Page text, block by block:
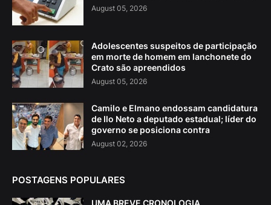
August 05, 2026
Adolescentes suspeitos de participação
em morte de homem em lanchonete do
Crato são apreendidos
August 05, 2026
Camilo e Elmano endossam candidatura
de Ilo Neto a deputado estadual; líder do
governo se posiciona contra
August 02, 2026
POSTAGENS POPULARES
UMA BREVE CRONOLOGIA